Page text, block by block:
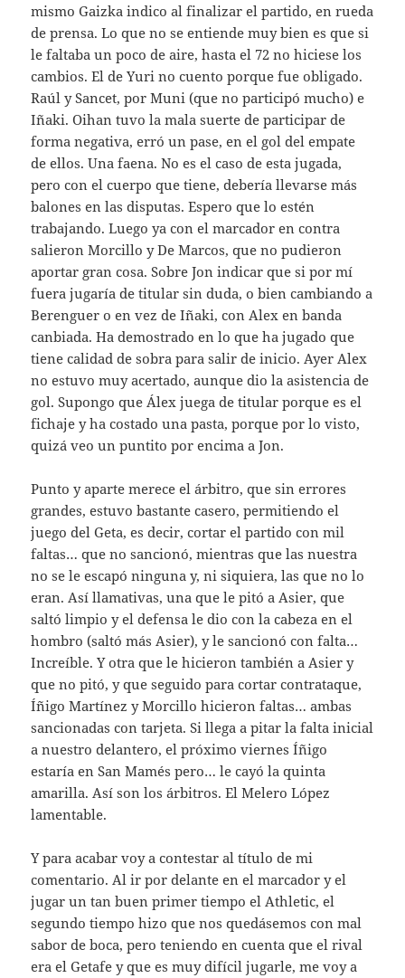
mismo Gaizka indico al finalizar el partido, en rueda
de prensa. Lo que no se entiende muy bien es que si
le faltaba un poco de aire, hasta el 72 no hiciese los
cambios. El de Yuri no cuento porque fue obligado.
Raúl y Sancet, por Muni (que no participó mucho) e
Iñaki. Oihan tuvo la mala suerte de participar de
forma negativa, erró un pase, en el gol del empate
de ellos. Una faena. No es el caso de esta jugada,
pero con el cuerpo que tiene, debería llevarse más
balones en las disputas. Espero que lo estén
trabajando. Luego ya con el marcador en contra
salieron Morcillo y De Marcos, que no pudieron
aportar gran cosa. Sobre Jon indicar que si por mí
fuera jugaría de titular sin duda, o bien cambiando a
Berenguer o en vez de Iñaki, con Alex en banda
canbiada. Ha demostrado en lo que ha jugado que
tiene calidad de sobra para salir de inicio. Ayer Alex
no estuvo muy acertado, aunque dio la asistencia de
gol. Supongo que Álex juega de titular porque es el
fichaje y ha costado una pasta, porque por lo visto,
quizá veo un puntito por encima a Jon.
Punto y aparte merece el árbitro, que sin errores
grandes, estuvo bastante casero, permitiendo el
juego del Geta, es decir, cortar el partido con mil
faltas… que no sancionó, mientras que las nuestra
no se le escapó ninguna y, ni siquiera, las que no lo
eran. Así llamativas, una que le pitó a Asier, que
saltó limpio y el defensa le dio con la cabeza en el
hombro (saltó más Asier), y le sancionó con falta…
Increíble. Y otra que le hicieron también a Asier y
que no pitó, y que seguido para cortar contrataque,
Íñigo Martínez y Morcillo hicieron faltas… ambas
sancionadas con tarjeta. Si llega a pitar la falta inicial
a nuestro delantero, el próximo viernes Íñigo
estaría en San Mamés pero… le cayó la quinta
amarilla. Así son los árbitros. El Melero López
lamentable.
Y para acabar voy a contestar al título de mi
comentario. Al ir por delante en el marcador y el
jugar un tan buen primer tiempo el Athletic, el
segundo tiempo hizo que nos quedásemos con mal
sabor de boca, pero teniendo en cuenta que el rival
era el Getafe y que es muy difícil jugarle, me voy a